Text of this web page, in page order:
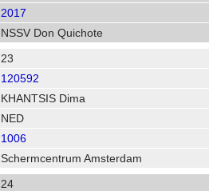
2017
NSSV Don Quichote
23
120592
KHANTSIS Dima
NED
1006
Schermcentrum Amsterdam
24